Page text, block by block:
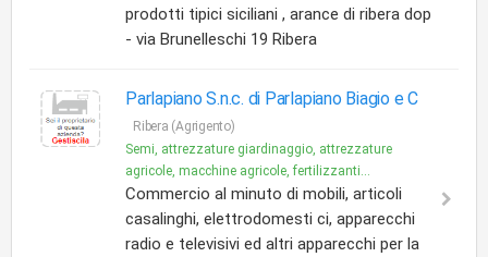
prodotti tipici siciliani , arance di ribera dop
- via Brunelleschi 19 Ribera
Parlapiano S.n.c. di Parlapiano Biagio e C
Ribera (Agrigento)
Semi, attrezzature giardinaggio, attrezzature
agricole, macchine agricole, fertilizzanti...
Commercio al minuto di mobili, articoli
casalinghi, elettrodomesti ci, apparecchi
radio e televisivi ed altri apparecchi per la